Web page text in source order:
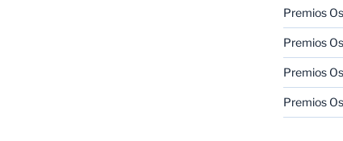
Premios
Premios
Premios
Premios